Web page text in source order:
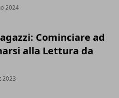
2024
Cominciare ad
alla Lettura da
2023